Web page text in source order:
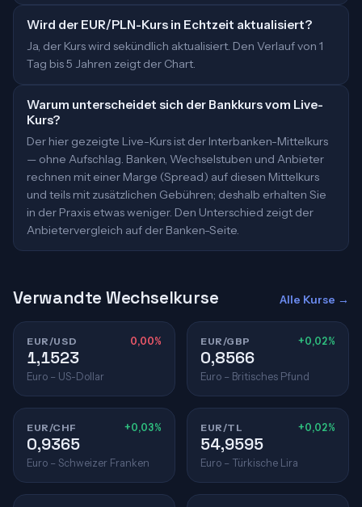
Wird der EUR/PLN-Kurs in Echtzeit aktualisiert?
Ja, der Kurs wird sekündlich aktualisiert. Den Verlauf von 1
Tag bis 5 Jahren zeigt der Chart.
Warum unterscheidet sich der Bankkurs vom Live-
Kurs?
Der hier gezeigte Live-Kurs ist der Interbanken-Mittelkurs
— ohne Aufschlag. Banken, Wechselstuben und Anbieter
rechnen mit einer Marge (Spread) auf diesen Mittelkurs
und teils mit zusätzlichen Gebühren; deshalb erhalten Sie
in der Praxis etwas weniger. Den Unterschied zeigt der
Anbietervergleich auf der Banken-Seite.
Verwandte Wechselkurse Alle Kurse →
EUR/USD 0,00%
1,1523
Euro – US-Dollar
EUR/GBP +0,02%
0,8566
Euro – Britisches Pfund
EUR/CHF +0,03%
0,9365
Euro – Schweizer Franken
EUR/TL +0,02%
54,9595
Euro – Türkische Lira